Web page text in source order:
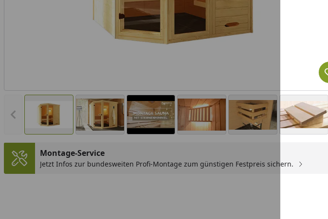
Vorheriges Bild anzeigen
Montage-Service
Jetzt Infos zur bundesweiten Profi-Montage zum günstigen Festpreis sichern.